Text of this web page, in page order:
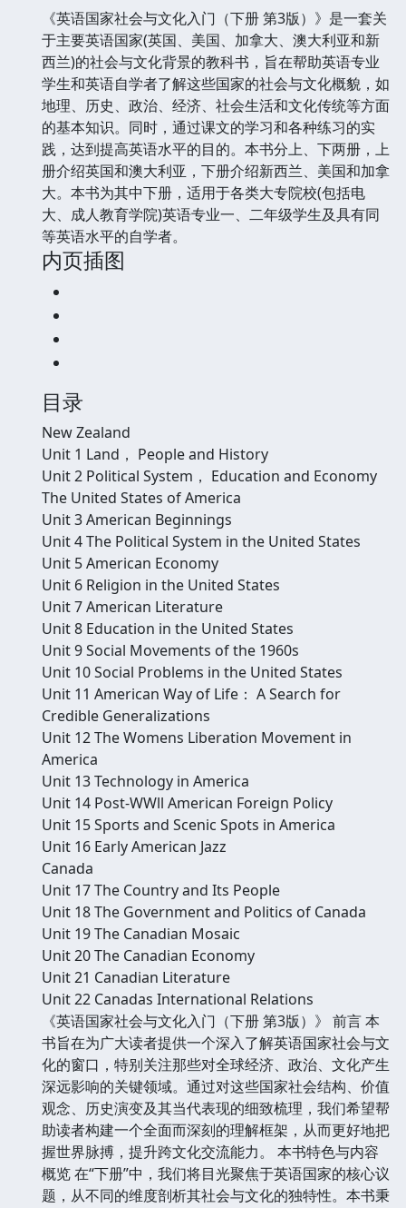
《英语国家社会与文化入门（下册 第3版）》是一套关
于主要英语国家(英国、美国、加拿大、澳大利亚和新
西兰)的社会与文化背景的教科书，旨在帮助英语专业
学生和英语自学者了解这些国家的社会与文化概貌，如
地理、历史、政治、经济、社会生活和文化传统等方面
的基本知识。同时，通过课文的学习和各种练习的实
践，达到提高英语水平的目的。本书分上、下两册，上
册介绍英国和澳大利亚，下册介绍新西兰、美国和加拿
大。本书为其中下册，适用于各类大专院校(包括电
大、成人教育学院)英语专业一、二年级学生及具有同
等英语水平的自学者。
内页插图
目录
New Zealand
Unit 1 Land， People and History
Unit 2 Political System， Education and Economy
The United States of America
Unit 3 American Beginnings
Unit 4 The Political System in the United States
Unit 5 American Economy
Unit 6 Religion in the United States
Unit 7 American Literature
Unit 8 Education in the United States
Unit 9 Social Movements of the 1960s
Unit 10 Social Problems in the United States
Unit 11 American Way of Life： A Search for
Credible Generalizations
Unit 12 The Womens Liberation Movement in
America
Unit 13 Technology in America
Unit 14 Post-WWll American Foreign Policy
Unit 15 Sports and Scenic Spots in America
Unit 16 Early American Jazz
Canada
Unit 17 The Country and Its People
Unit 18 The Government and Politics of Canada
Unit 19 The Canadian Mosaic
Unit 20 The Canadian Economy
Unit 21 Canadian Literature
Unit 22 Canadas International Relations
《英语国家社会与文化入门（下册 第3版）》 前言 本
书旨在为广大读者提供一个深入了解英语国家社会与文
化的窗口，特别关注那些对全球经济、政治、文化产生
深远影响的关键领域。通过对这些国家社会结构、价值
观念、历史演变及其当代表现的细致梳理，我们希望帮
助读者构建一个全面而深刻的理解框架，从而更好地把
握世界脉搏，提升跨文化交流能力。 本书特色与内容
概览 在“下册”中，我们将目光聚焦于英语国家的核心议
题，从不同的维度剖析其社会与文化的独特性。本书秉